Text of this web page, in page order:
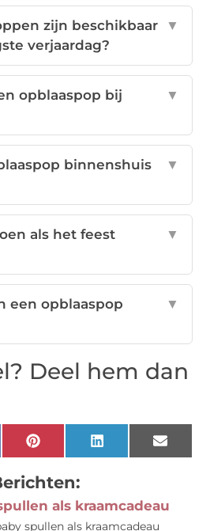
zijn beschikbaar
verjaardag?
▼
opblaaspop bij
▼
binnenshuis
▼
als het feest
▼
een opblaaspop
▼
Deel hem dan
PinterestLinkedIn Email
als kraamcadeau
spullen als kraamcadeau